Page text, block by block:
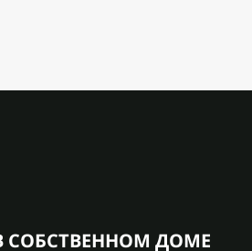
СОБСТВЕННОМ ДОМЕ